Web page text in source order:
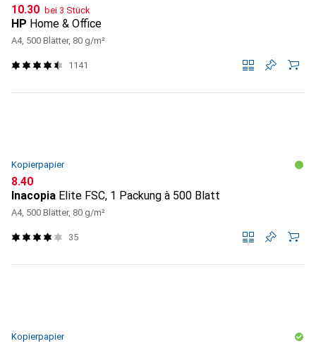
CHF
10.30 bei 3 Stück
HP Home & Office
A4, 500 Blätter, 80 g/m²
1141
Kopierpapier
CHF
8.40
Inacopia Elite FSC, 1 Packung à 500 Blatt
A4, 500 Blätter, 80 g/m²
35
Kopierpapier